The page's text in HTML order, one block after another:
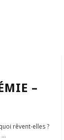
–
rêvent-elles ?